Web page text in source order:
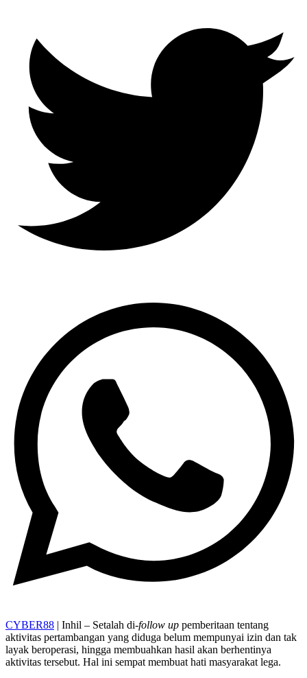
CYBER88 | Inhil – Setalah di-follow up pemberitaan tentang
aktivitas pertambangan yang diduga belum mempunyai izin dan tak
layak beroperasi, hingga membuahkan hasil akan berhentinya
aktivitas tersebut. Hal ini sempat membuat hati masyarakat lega.